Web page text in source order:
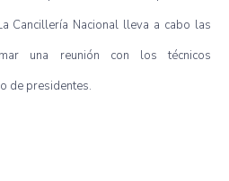
Cancillería Nacional lleva a cabo las
una reunión con los técnicos
de presidentes.